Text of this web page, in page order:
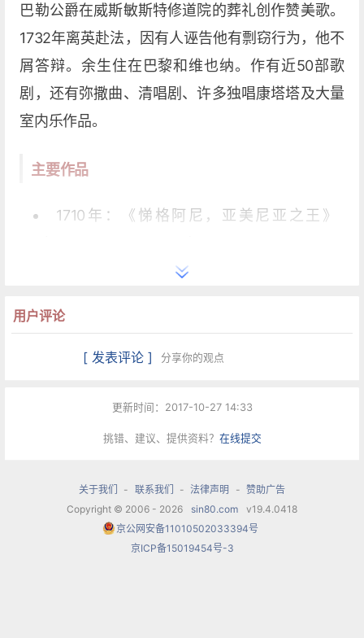
巴勒公爵在威斯敏斯特修道院的葬礼创作赞美歌。
1732年离英赴法，因有人诬告他有剽窃行为，他不
屑答辩。余生住在巴黎和维也纳。作有近50部歌
剧，还有弥撒曲、清唱剧、许多独唱康塔塔及大量
室内乐作品。
主要作品
1710年：《悌格阿尼，亚美尼亚之王》
1715年：《真正的朋友》（I veri amici）
1716年：《西索斯悌，埃及之王》（Sesostri
re d'Egitto）
conquista del vello d'oro）
1718年：《阿斯悌亚纳特》（Astianatte）
1720年：《尼诺》（Nino）
1721年：《梅若佩》（Merope）
用户评论
[ 发表评论 ] 分享你的观点
更新时间：2017-10-27 14:33
挑错、建议、提供资料？ 在线提交
关于我们 - 联系我们 - 法律声明 - 赞助广告
Copyright © 2006 - 2026
sin80.com
v19.4.0418
京公网安备11010502033394号
京ICP备15019454号-3